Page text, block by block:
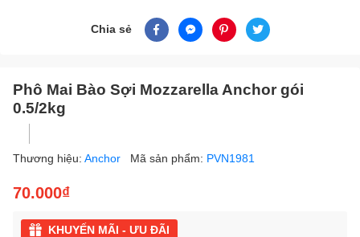
Chia sẻ
Phô Mai Bào Sợi Mozzarella Anchor gói
0.5/2kg
Thương hiệu: Anchor Mã sản phẩm: PVN1981
70.000₫
KHUYẾN MÃI - ƯU ĐÃI